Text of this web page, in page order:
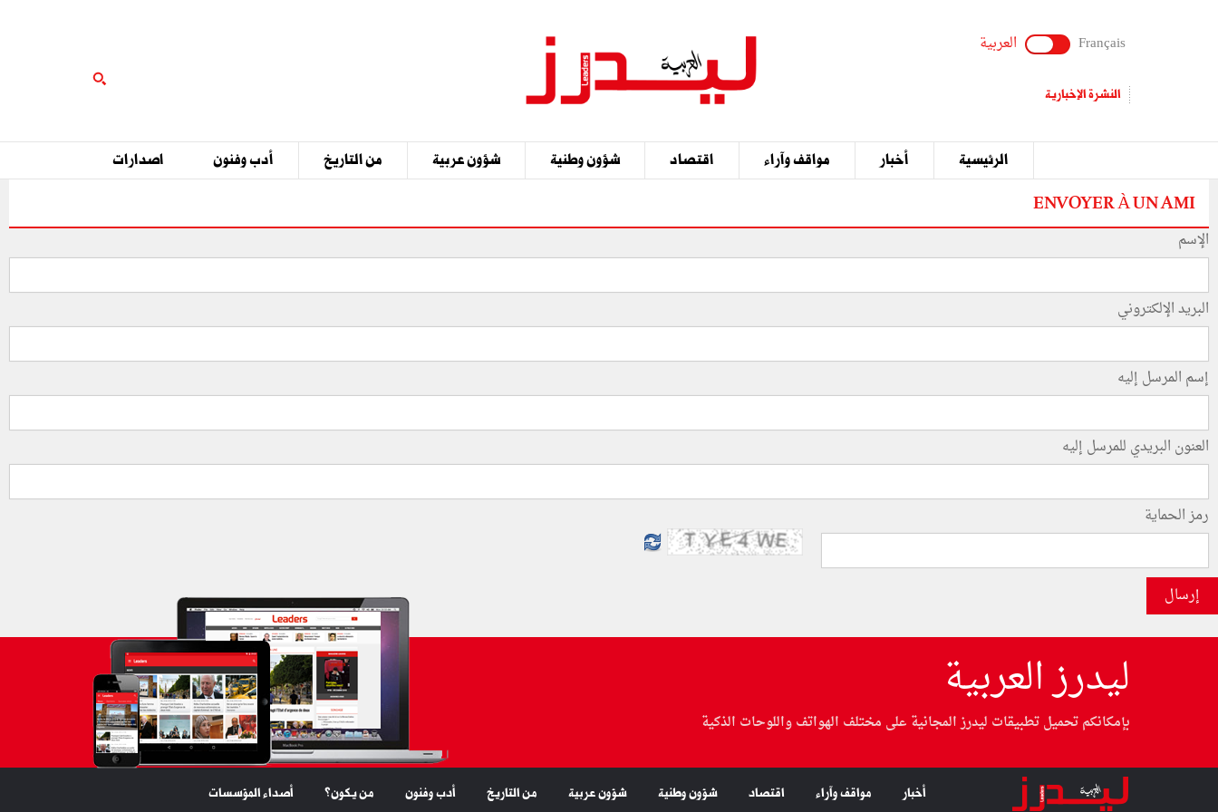
Français العربية
النشرة الإخبارية
الرئيسية أخبار مواقف وآراء اقتصاد شؤون وطنية شؤون عربية من التاريخ أدب وفنون اصدارات
ENVOYER À UN AMI
الإسم
البريد الإلكتروني
إسم المرسل إليه
العنون البريدي للمرسل إليه
رمز الحماية
إرسال
ليدرز العربية
بإمكانكم تحميل تطبيقات ليدرز المجانية على مختلف الهواتف واللوحات الذكية
أخبار مواقف وآراء اقتصاد شؤون وطنية شؤون عربية من التاريخ أدب وفنون من يكون؟ أصداء المؤسسات